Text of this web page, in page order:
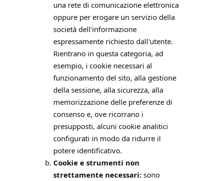
una rete di comunicazione elettronica
oppure per erogare un servizio della
società dell'informazione
espressamente richiesto dall'utente.
Rientrano in questa categoria, ad
esempio, i cookie necessari al
funzionamento del sito, alla gestione
della sessione, alla sicurezza, alla
memorizzazione delle preferenze di
consenso e, ove ricorrano i
presupposti, alcuni cookie analitici
configurati in modo da ridurre il
potere identificativo.
Cookie e strumenti non
strettamente necessari: sono